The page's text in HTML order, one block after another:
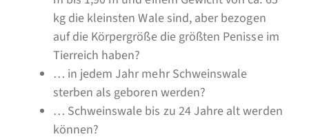
kg die kleinsten Wale sind, aber bezogen
auf die Körpergröße die größten Penisse im
Tierreich haben?
… in jedem Jahr mehr Schweinswale
sterben als geboren werden?
… Schweinswale bis zu 24 Jahre alt werden
können?